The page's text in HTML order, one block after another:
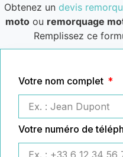
Obtenez un devis
moto ou remorquage
Remplissez ce
Votre nom complet
Votre numéro de